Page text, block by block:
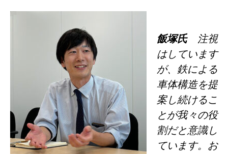
飯塚氏注視
はしています
が、鉄による
車体構造を提
案し続けるこ
とが我々の役
割だと意識し
ています。お